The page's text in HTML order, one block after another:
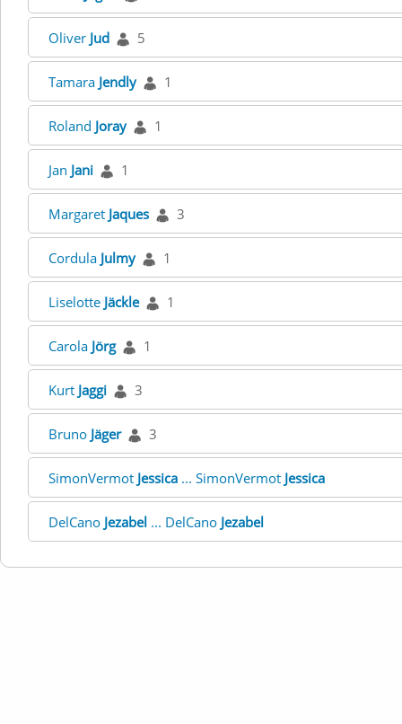
Oliver Jud 5
Tamara Jendly 1
Roland Joray 1
Jan Jani 1
Margaret Jaques 3
Cordula Julmy 1
Liselotte Jäckle 1
Carola Jörg 1
Kurt Jaggi 3
Bruno Jäger 3
SimonVermot Jessica ... SimonVermot Jessica
DelCano Jezabel ... DelCano Jezabel